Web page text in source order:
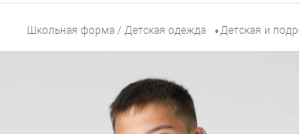
Школьная форма / Детская одежда •Детская и